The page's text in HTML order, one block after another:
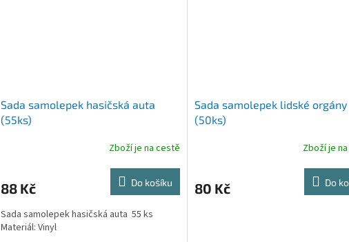
Sada samolepek hasičská auta
(55ks)
Zboží je na cestě
88 Kč Do košíku
Sada samolepek hasičská auta 55 ks
Materiál: Vinyl
Sada samolepek lidské orgány
(50ks)
Zboží je
80 Kč Do